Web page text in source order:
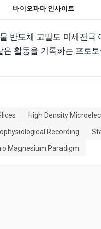
바이오파마 인사이트
반도체 고밀도 미세전극
활동을 기록하는 프로
High Density
Recording
Magnesium Paradigm